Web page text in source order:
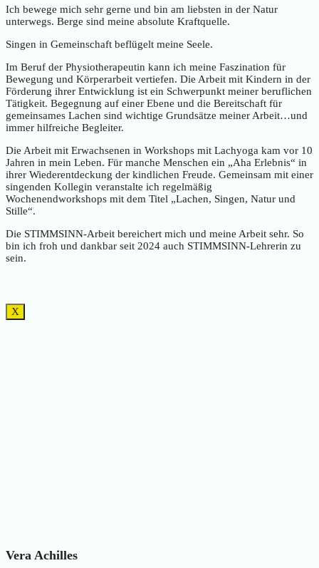
Ich bewege mich sehr gerne und bin am liebsten in der Natur
unterwegs. Berge sind meine absolute Kraftquelle.
Singen in Gemeinschaft beflügelt meine Seele.
Im Beruf der Physiotherapeutin kann ich meine Faszination für
Bewegung und Körperarbeit vertiefen. Die Arbeit mit Kindern in der
Förderung ihrer Entwicklung ist ein Schwerpunkt meiner beruflichen
Tätigkeit. Begegnung auf einer Ebene und die Bereitschaft für
gemeinsames Lachen sind wichtige Grundsätze meiner Arbeit…und
immer hilfreiche Begleiter.
Die Arbeit mit Erwachsenen in Workshops mit Lachyoga kam vor 10
Jahren in mein Leben. Für manche Menschen ein „Aha Erlebnis“ in
ihrer Wiederentdeckung der kindlichen Freude. Gemeinsam mit einer
singenden Kollegin veranstalte ich regelmäßig
Wochenendworkshops mit dem Titel „Lachen, Singen, Natur und
Stille“.
Die STIMMSINN-Arbeit bereichert mich und meine Arbeit sehr. So
bin ich froh und dankbar seit 2024 auch STIMMSINN-Lehrerin zu
sein.
X
Vera Achilles